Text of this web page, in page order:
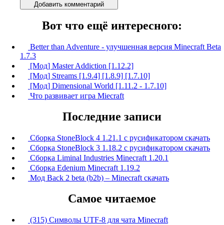
Добавить комментарий
Вот что ещё интересного:
Better than Adventure - улучшенная версия Minecraft Beta
1.7.3
[Мод] Master Addiction [1.12.2]
[Мод] Streams [1.9.4] [1.8.9] [1.7.10]
[Мод] Dimensional World [1.11.2 - 1.7.10]
Что развивает игра Miecraft
Последние записи
Сборка StoneBlock 4 1.21.1 с русификатором скачать
Сборка StoneBlock 3 1.18.2 с русификатором скачать
Сборка Liminal Industries Minecraft 1.20.1
Сборка Edenium Minecraft 1.19.2
Мод Back 2 beta (b2b) – Minecraft скачать
Самое читаемое
(315) Символы UTF-8 для чата Minecraft